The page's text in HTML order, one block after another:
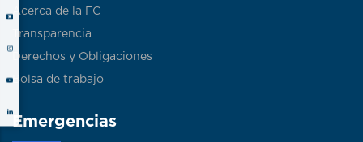
Acerca de la FC
Transparencia
Derechos y Obligaciones
Bolsa de trabajo
Emergencias